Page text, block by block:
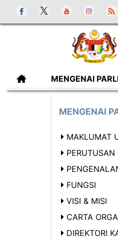
MENGENAI
MENGENAI
MAKLUMAT
PERUTUSAN
FUNGSI
VISI & MISI
CARTA
DIREKTORI